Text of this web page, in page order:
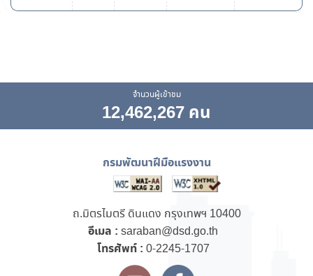
จำนวนผู้เข้าชม
12,462,267 คน
กรมพัฒนาฝีมือแรงงาน
ถ.มิตรไมตรี ดินแดง กรุงเทพฯ 10400
อีเมล : saraban@dsd.go.th
โทรศัพท์ : 0-2245-1707